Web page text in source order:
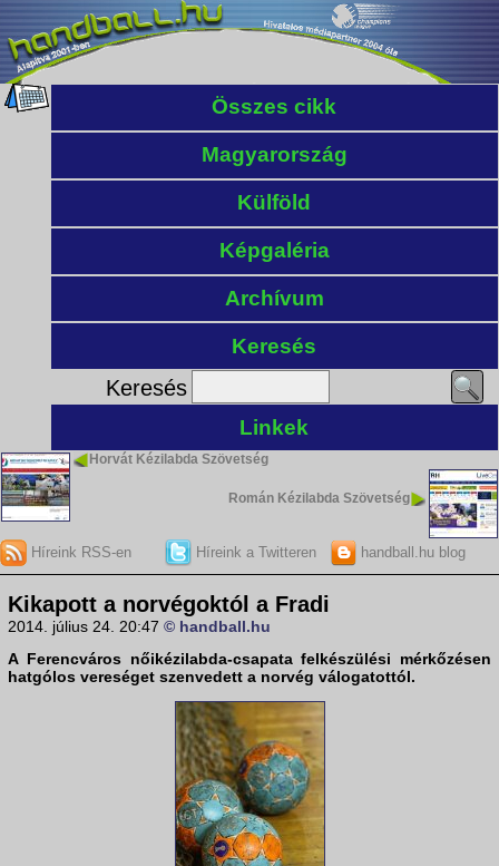
Összes cikk
Magyarország
Külföld
Képgaléria
Archívum
Keresés
Keresés
Linkek
Horvát Kézilabda Szövetség
Román Kézilabda Szövetség
Híreink RSS-en Híreink a Twitteren handball.hu blog
Kikapott a norvégoktól a Fradi
2014. július 24. 20:47 © handball.hu
A Ferencváros nőikézilabda-csapata felkészülési mérkőzésen
hatgólos vereséget szenvedett a norvég válogatottól.